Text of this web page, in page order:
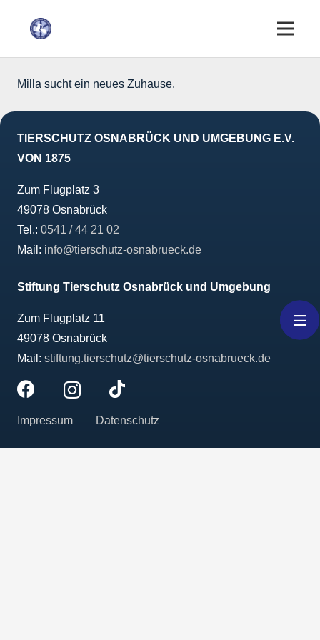
Milla sucht ein neues Zuhause.
TIERSCHUTZ OSNABRÜCK UND UMGEBUNG E.V.
VON 1875
Zum Flugplatz 3
49078 Osnabrück
Tel.: 0541 / 44 21 02
Mail: info@tierschutz-osnabrueck.de
Stiftung Tierschutz Osnabrück und Umgebung
Zum Flugplatz 11
49078 Osnabrück
Mail: stiftung.tierschutz@tierschutz-osnabrueck.de
Impressum Datenschutz